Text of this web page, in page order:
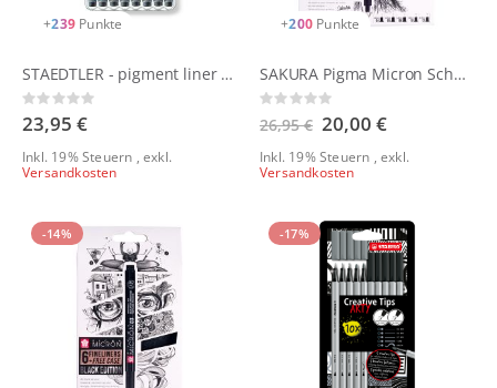
+239 Punkte
STAEDTLER - pigment liner 308 Fineliner | 8er Set
Rating:
0%
23,95 €
Inkl. 19% Steuern ,exkl.
Versandkosten
+200 Punkte
SAKURA Pigma Micron Schwarz Edition Set | 10 Fineliner + gratis Stiftetui
Rating:
0%
26,95 € Sonderangebot
20,00 €
Inkl. 19% Steuern ,exkl.
Versandkosten
-14% -17%